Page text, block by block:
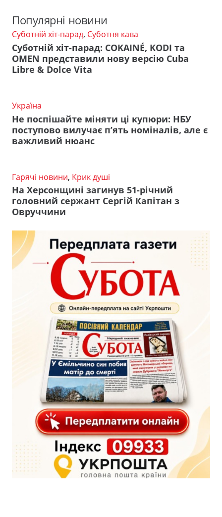
Популярні новини
Суботній хіт-парад, Суботня кава
Суботній хіт-парад: COKAINÉ, KODI та
OMEN представили нову версію Cuba
Libre & Dolce Vita
Україна
Не поспішайте міняти ці купюри: НБУ
поступово вилучає п’ять номіналів, але є
важливий нюанс
Гарячі новини, Крик душі
На Херсонщині загинув 51-річний
головний сержант Сергій Капітан з
Овруччини